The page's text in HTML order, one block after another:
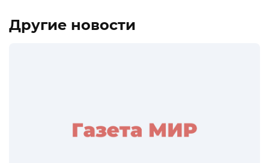
Другие новости